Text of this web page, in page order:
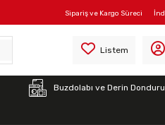
Sipariş ve Kargo Süreci
Listem
Buzdolabı ve Derin
TENCERESİ